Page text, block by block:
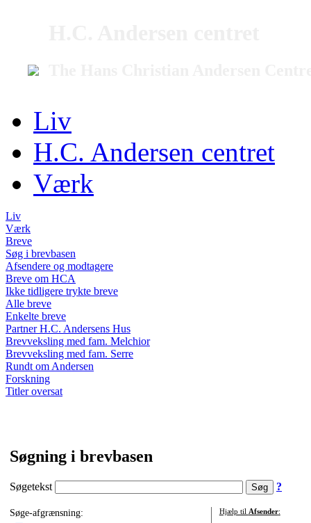
Liv
H.C. Andersen centret
Værk
Liv
Værk
Breve
Søg i brevbasen
Afsendere og modtagere
Breve om HCA
Ikke tidligere trykte breve
Alle breve
Enkelte breve
Partner H.C. Andersens Hus
Brevveksling med fam. Melchior
Brevveksling med fam. Serre
Rundt om Andersen
Forskning
Titler oversat
Søgning i brevbasen
Søgetekst ?
Søge-afgrænsning:
Hjælp til Afsender: